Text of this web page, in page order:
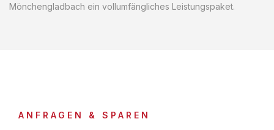
Mönchengladbach ein vollumfängliches Leistungspaket.
ANFRAGEN & SPAREN